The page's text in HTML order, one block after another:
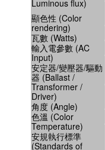
Luminous flux)
顯色性 (Color
rendering)
瓦數 (Watts)
輸入電參數 (AC
Input)
安定器/變壓器/驅動
器 (Ballast /
Transformer /
Driver)
角度 (Angle)
色溫 (Color
Temperature)
安規執行標準
(Standards of